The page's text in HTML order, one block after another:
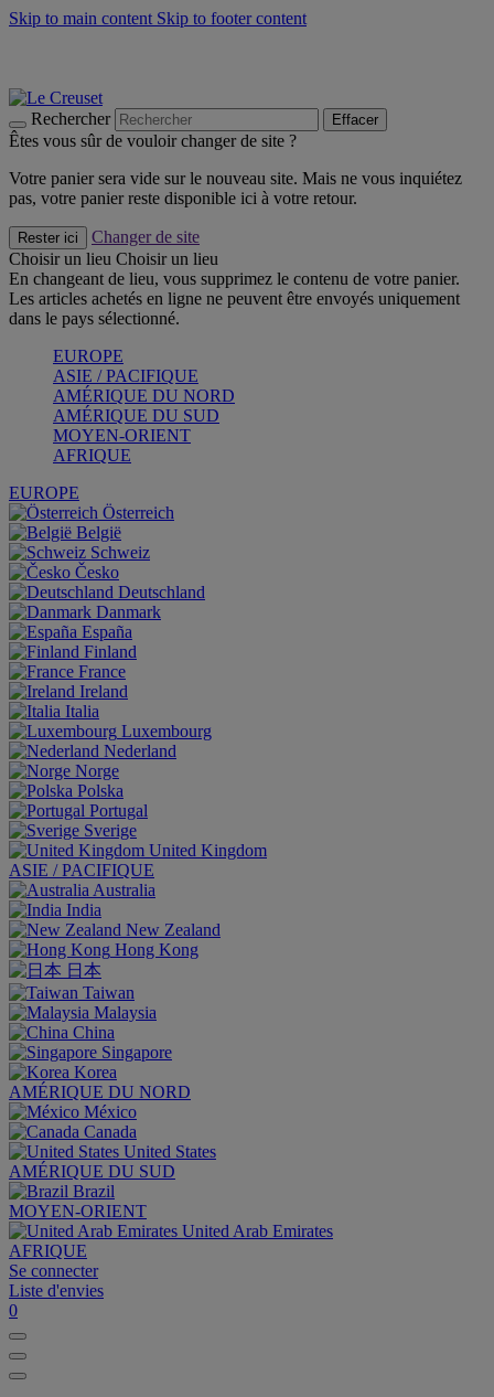
Skip to main content Skip to footer content
Rechercher Effacer
Êtes vous sûr de vouloir changer de site ?
Votre panier sera vide sur le nouveau site. Mais ne vous inquiétez
pas, votre panier reste disponible ici à votre retour.
Rester ici
Changer de site
Choisir un lieu Choisir un lieu
En changeant de lieu, vous supprimez le contenu de votre panier.
Les articles achetés en ligne ne peuvent être envoyés uniquement
dans le pays sélectionné.
EUROPE
ASIE / PACIFIQUE
AMÉRIQUE DU NORD
AMÉRIQUE DU SUD
MOYEN-ORIENT
AFRIQUE
EUROPE
Österreich
België
Schweiz
Česko
Deutschland
Danmark
España
Finland
France
Ireland
Italia
Luxembourg
Nederland
Norge
Polska
Portugal
Sverige
United Kingdom
ASIE / PACIFIQUE
Australia
India
New Zealand
Hong Kong
日本
Taiwan
Malaysia
China
Singapore
Korea
AMÉRIQUE DU NORD
México
Canada
United States
AMÉRIQUE DU SUD
Brazil
MOYEN-ORIENT
United Arab Emirates
AFRIQUE
Se connecter
Liste d'envies
0